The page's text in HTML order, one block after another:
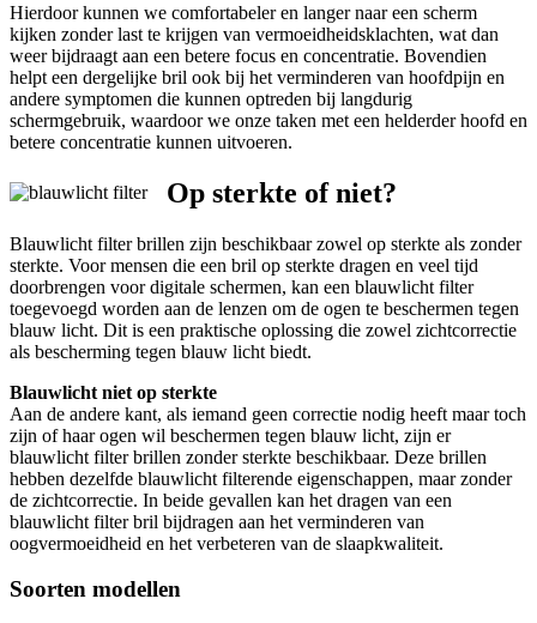
Hierdoor kunnen we comfortabeler en langer naar een scherm
kijken zonder last te krijgen van vermoeidheidsklachten, wat dan
weer bijdraagt aan een betere focus en concentratie. Bovendien
helpt een dergelijke bril ook bij het verminderen van hoofdpijn en
andere symptomen die kunnen optreden bij langdurig
schermgebruik, waardoor we onze taken met een helderder hoofd en
betere concentratie kunnen uitvoeren.
Op sterkte of niet?
Blauwlicht filter brillen zijn beschikbaar zowel op sterkte als zonder
sterkte. Voor mensen die een bril op sterkte dragen en veel tijd
doorbrengen voor digitale schermen, kan een blauwlicht filter
toegevoegd worden aan de lenzen om de ogen te beschermen tegen
blauw licht. Dit is een praktische oplossing die zowel zichtcorrectie
als bescherming tegen blauw licht biedt.
Blauwlicht niet op sterkte
Aan de andere kant, als iemand geen correctie nodig heeft maar toch
zijn of haar ogen wil beschermen tegen blauw licht, zijn er
blauwlicht filter brillen zonder sterkte beschikbaar. Deze brillen
hebben dezelfde blauwlicht filterende eigenschappen, maar zonder
de zichtcorrectie. In beide gevallen kan het dragen van een
blauwlicht filter bril bijdragen aan het verminderen van
oogvermoeidheid en het verbeteren van de slaapkwaliteit.
Soorten modellen